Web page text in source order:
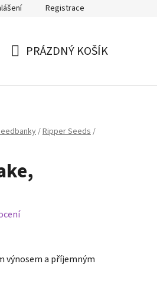
Registrace
PRÁZDNÝ KOŠÍK
/Ripper Seeds/
výnosem a příjemným